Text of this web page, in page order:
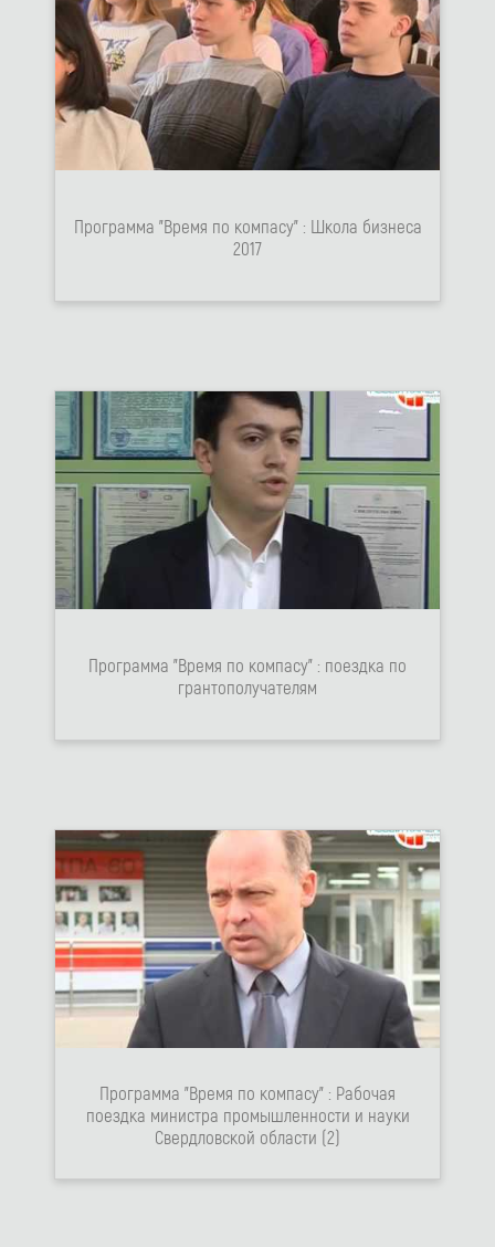
Программа "Время по компасу" : Школа бизнеса
2017
Программа "Время по компасу" : поездка по
грантополучателям
Программа "Время по компасу" : Рабочая
поездка министра промышленности и науки
Свердловской области (2)